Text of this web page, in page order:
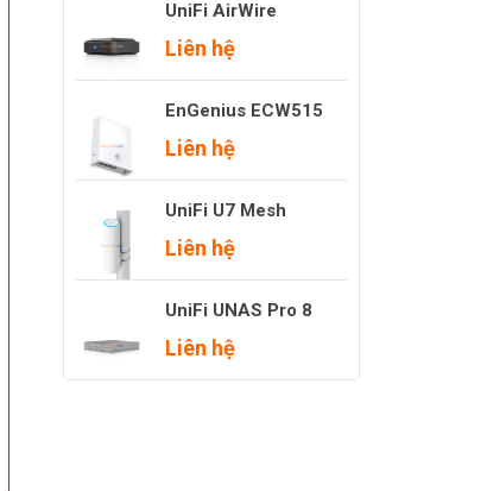
UniFi AirWire
Liên hệ
EnGenius ECW515
Liên hệ
UniFi U7 Mesh
Liên hệ
UniFi UNAS Pro 8
Liên hệ